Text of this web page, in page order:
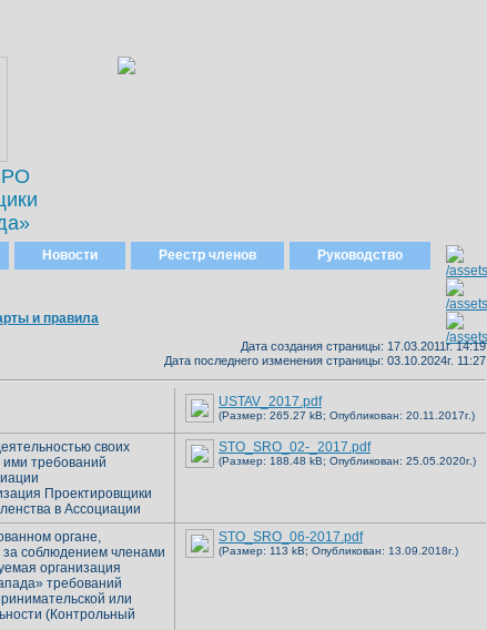
Новости Реестр членов Руководство
и правила
Дата создания страницы: 17.03.2011г. 14:19
Дата последнего изменения страницы: 03.10.2024г. 11:27
USTAV_2017.pdf
(Размер: 265.27 kB; Опубликован: 20.11.2017г.)
своих
ими требований
Проектировщики
в Ассоциации
STO_SRO_02-_2017.pdf
(Размер: 188.48 kB; Опубликован: 25.05.2020г.)
органе,
соблюдением членами
организация
требований
или
(Контрольный
STO_SRO_06-2017.pdf
(Размер: 113 kB; Опубликован: 13.09.2018г.)